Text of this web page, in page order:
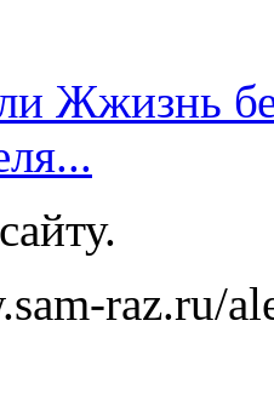
Жжизнь
сайту.
raz.ru/